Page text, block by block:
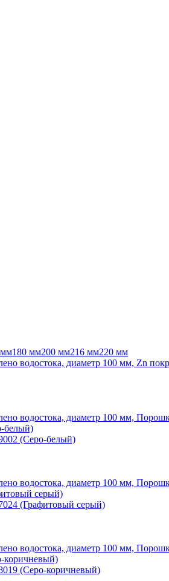
мм180 мм200 мм216 мм220 мм
(Серо-белый)
(Графитовый серый)
(Серо-коричневый)